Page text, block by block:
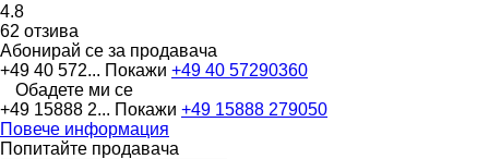
4.8
62 отзива
Абонирай се за продавача
+49 40 572... Покажи +49 40 57290360
Обадете ми се
+49 15888 2... Покажи +49 15888 279050
Повече информация
Попитайте продавача